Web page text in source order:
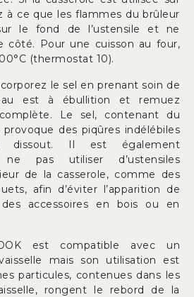
à ce que les flammes du brûleur
le fond de l’ustensile et ne
côté. Pour une cuisson au four,
(thermostat 10).
le sel en prenant soin de
est à ébullition et remuez
complète. Le sel, contenant du
des piqûres indélébiles
dissout. Il est également
pas utiliser d’ustensiles
de la casserole, comme des
afin d’éviter l’apparition de
des accessoires en bois ou en
est compatible avec un
mais son utilisation est
particules, contenues dans les
rongent le rebord de la